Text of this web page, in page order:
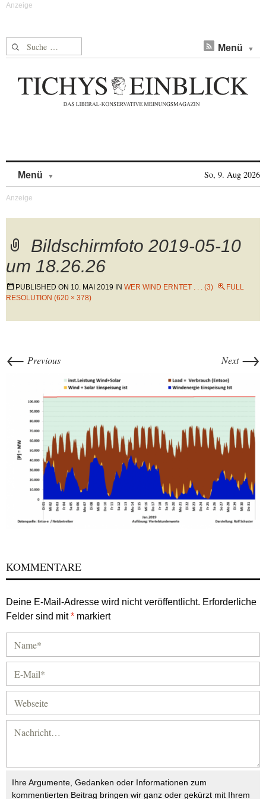
Suche nach: Menü
Menü So, 9. Aug 2026
Bildschirmfoto 2019-05-10
um 18.26.26
PUBLISHED ON 10. MAI 2019 IN WER WIND ERNTET . . . (3)
FULL
RESOLUTION (620 × 378)
← Previous Next →
KOMMENTARE
Deine E-Mail-Adresse wird nicht veröffentlicht. Erforderliche
Felder sind mit* markiert
Ihre Argumente, Gedanken oder Informationen zum
kommentierten Beitrag bringen wir ganz oder gekürzt mit Ihrem